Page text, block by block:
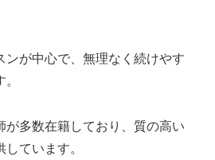
ンが中心で、無理なく続けやす
が多数在籍しており、質の高い
ています。